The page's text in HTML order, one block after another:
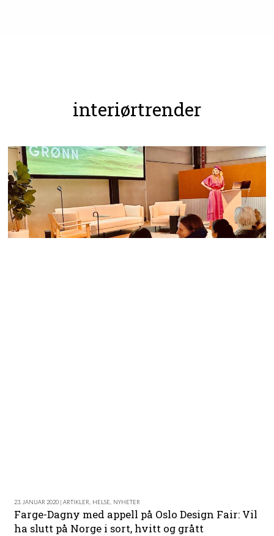
interiørtrender
23. JANUAR 2020 | ARTIKLER HELSE NYHETER
Farge-Dagny med appell på Oslo Design Fair: Vil
ha slutt på Norge i sort, hvitt og grått